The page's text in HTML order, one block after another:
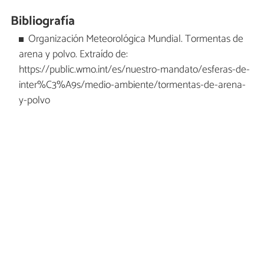
Bibliografía
Organización Meteorológica Mundial. Tormentas de
arena y polvo. Extraído de:
https://public.wmo.int/es/nuestro-mandato/esferas-de-
inter%C3%A9s/medio-ambiente/tormentas-de-arena-
y-polvo